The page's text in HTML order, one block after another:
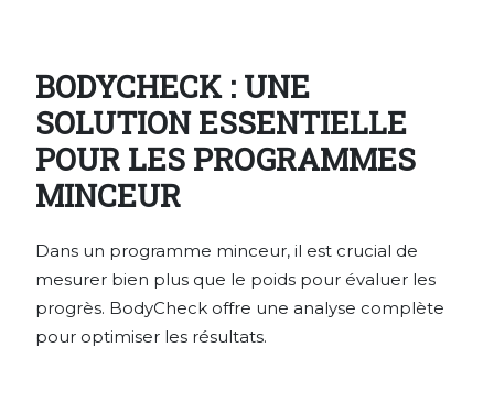
BODYCHECK : UNE
SOLUTION ESSENTIELLE
POUR LES PROGRAMMES
MINCEUR
Dans un programme minceur, il est crucial de
mesurer bien plus que le poids pour évaluer les
progrès. BodyCheck offre une analyse complète
pour optimiser les résultats.